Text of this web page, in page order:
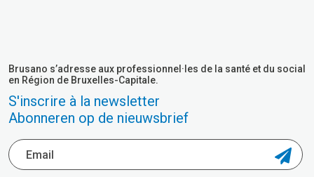
Brusano s’adresse aux professionnel·les de la santé et du social
en Région de Bruxelles-Capitale.
S'inscrire à la newsletter
Abonneren op de nieuwsbrief